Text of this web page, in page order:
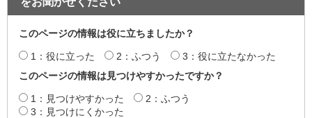
このページの情報は役に立ちましたか？
1：役に立った 2：ふつう
3：役に立たなかった
このページの情報は見つけやすかったですか？
1：見つけやすかった
2：ふつう
3：見つけにくかった